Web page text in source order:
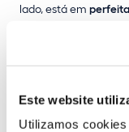
Este website
Utilizamos
lado, está em
Cook. Assim, no
lhes o efeito estético
essa experiência ao